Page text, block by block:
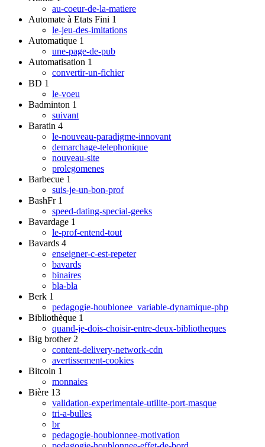
au-coeur-de-la-matiere
Automate à Etats Fini 1
le-jeu-des-imitations
Automatique 1
une-page-de-pub
Automatisation 1
convertir-un-fichier
BD 1
le-voeu
Badminton 1
suivant
Baratin 4
le-nouveau-paradigme-innovant
demarchage-telephonique
nouveau-site
prolegomenes
Barbecue 1
suis-je-un-bon-prof
BashFr 1
speed-dating-special-geeks
Bavardage 1
le-prof-entend-tout
Bavards 4
enseigner-c-est-repeter
bavards
binaires
bla-bla
Berk 1
pedagogie-houblonee_variable-dynamique-php
Bibliothèque 1
quand-je-dois-choisir-entre-deux-bibliotheques
Big brother 2
content-delivery-network-cdn
avertissement-cookies
Bitcoin 1
monnaies
Bière 13
validation-experimentale-utilite-port-masque
tri-a-bulles
br
pedagogie-houblonnee-motivation